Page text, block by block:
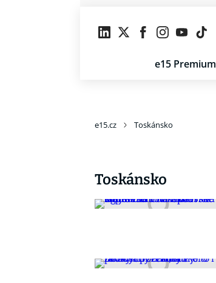
e15 Premium
e15.cz Toskánsko
Toskánsko